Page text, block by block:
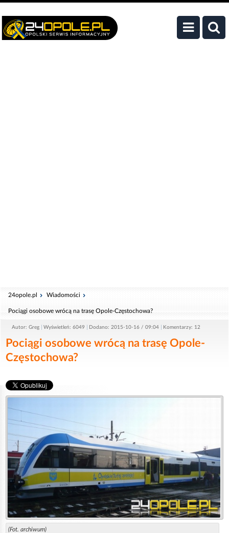
24opole.pl Wiadomości
Pociągi osobowe wrócą na trasę Opole-Częstochowa?
Autor: Greg Wyświetleń: 6049 Dodano: 2015-10-16 / 09:04 Komentarzy: 12
Pociągi osobowe wrócą na trasę Opole-
Częstochowa?
(Fot. archiwum)